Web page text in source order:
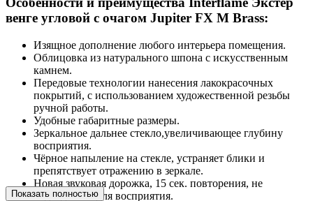
венге угловой с очагом Jupiter FX M Brass:
Изящное дополнение любого интерьера помещения.
Облицовка из натурального шпона с искусственным
камнем.
Передовые технологии нанесения лакокрасочных
покрытий, с использованием художественной резьбы
ручной работы.
Удобные габаритные размеры.
Зеркальное дальнее стекло,увеличивающее глубину
восприятия.
Чёрное напыление на стекле, устраняет блики и
препятствует отражению в зеркале.
Новая звуковая дорожка, 15 сек. повторения, не
надоедливая для восприятия.
Показать полностью